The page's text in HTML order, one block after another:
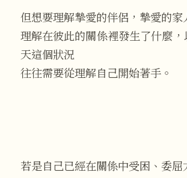
但想要理解摯愛的伴侶，摯愛的家
理解在彼此的關係裡發生了什麼
天這個狀況
往往需要從理解自己開始著手。
若是自己已經在關係中受困、委屈